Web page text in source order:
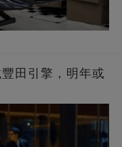
田引擎，明年或